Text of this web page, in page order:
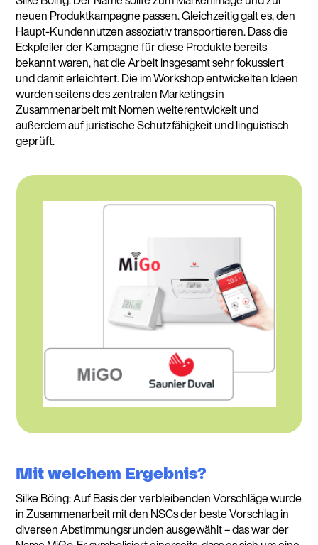
neuen Produktkampagne passen. Gleichzeitig galt es, den
Haupt-Kundennutzen assoziativ transportieren. Dass die
Eckpfeiler der Kampagne für diese Produkte bereits
bekannt waren, hat die Arbeit insgesamt sehr fokussiert
und damit erleichtert. Die im Workshop entwickelten Ideen
wurden seitens des zentralen Marketings in
Zusammenarbeit mit Nomen weiterentwickelt und
außerdem auf juristische Schutzfähigkeit und linguistisch
geprüft.
Mit welchem Ergebnis?
Silke Böing: Auf Basis der verbleibenden Vorschläge wurde
in Zusammenarbeit mit den NSCs der beste Vorschlag in
diversen Abstimmungsrunden ausgewählt – das war der